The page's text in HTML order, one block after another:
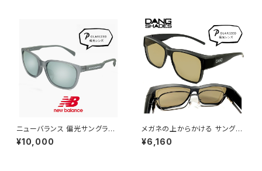
ウトドア スクエア 型 軽量 メン
ズ レディース ユニセックス モデ
ル ブランド ブラック フレーム 偏
光レンズ
ニューバランス 偏光サングラス
nbs08115x c04p 偏光 スポー
ツサングラス New Balance n
¥10,000
メガネの上からかける サングラ
ス vidgov0005 ダンシェイデ
ィーズ オーバーグラス 偏光サン
¥6,160